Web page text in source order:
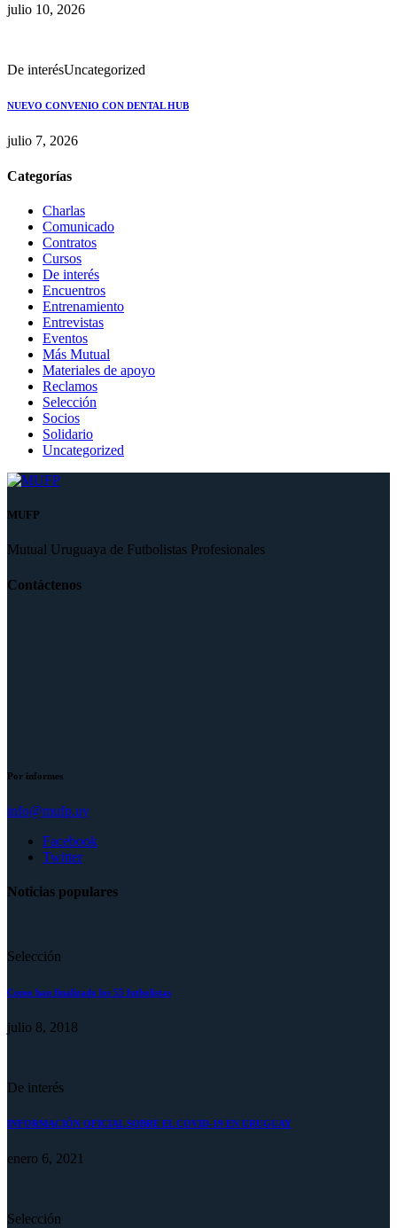
julio 10, 2026
De interésUncategorized
NUEVO CONVENIO CON DENTAL HUB
julio 7, 2026
Categorías
Charlas
Comunicado
Contratos
Cursos
De interés
Encuentros
Entrenamiento
Entrevistas
Eventos
Más Mutual
Materiales de apoyo
Reclamos
Selección
Socios
Solidario
Uncategorized
MUFP
Mutual Uruguaya de Futbolistas Profesionales
Contáctenos
Por informes
info@mufp.uy
Facebook
Twitter
Noticias populares
Selección
Como han finalizado los 55 futbolistas
julio 8, 2018
De interés
INFORMACIÓN OFICIAL SOBRE EL COVID-19 EN URUGUAY
enero 6, 2021
Selección